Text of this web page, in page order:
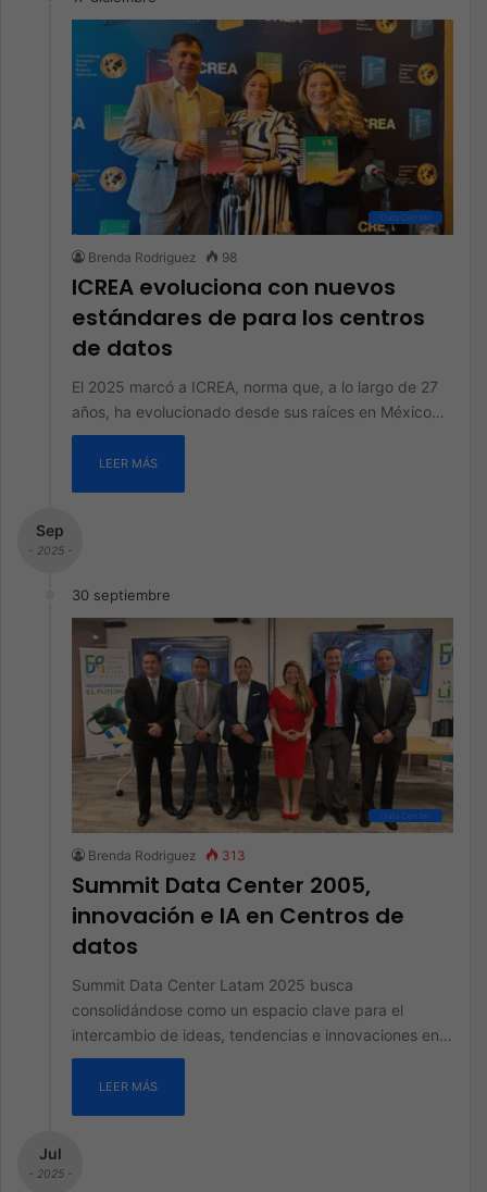
Data Center
Brenda Rodriguez 98
ICREA evoluciona con nuevos
estándares de para los centros
de datos
El 2025 marcó a ICREA, norma que, a lo largo de 27
años, ha evolucionado desde sus raíces en México…
LEER MÁS
Sep
- 2025 -
30 septiembre
Data Center
Brenda Rodriguez 313
Summit Data Center 2005,
innovación e IA en Centros de
datos
Summit Data Center Latam 2025 busca
consolidándose como un espacio clave para el
intercambio de ideas, tendencias e innovaciones en…
LEER MÁS
Jul
- 2025 -